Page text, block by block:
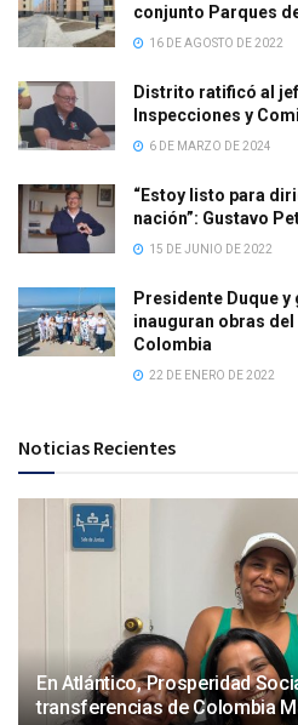
conjunto Parques
16 DE AGOSTO DE 2022
Distrito ratificó al
Inspecciones y
6 DE MARZO DE 2024
“Estoy listo para
nación”: Gustavo
15 DE JUNIO DE 2022
Presidente Duque
inauguran obras
Colombia
22 DE ENERO DE 2022
Noticias Recientes
En Atlántico, Prosperidad
transferencias de Colombia